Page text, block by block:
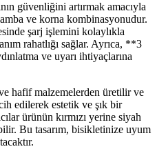
güvenliğini artırmak amacıyla
ve korna kombinasyonudur.
şarj işlemini kolaylıkla
rahatlığı sağlar. Ayrıca, **3
ve uyarı ihtiyaçlarına
hafif malzemelerden üretilir ve
edilerek estetik ve şık bir
ürünün kırmızı yerine siyah
Bu tasarım, bisikletinize uyum